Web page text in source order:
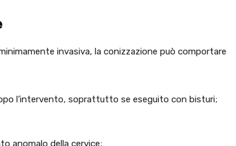
invasiva, la conizzazione può comportare
l’intervento, soprattutto se eseguito con bisturi;
anomalo della cervice;